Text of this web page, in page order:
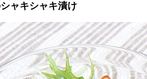
ャキシャキ漬け